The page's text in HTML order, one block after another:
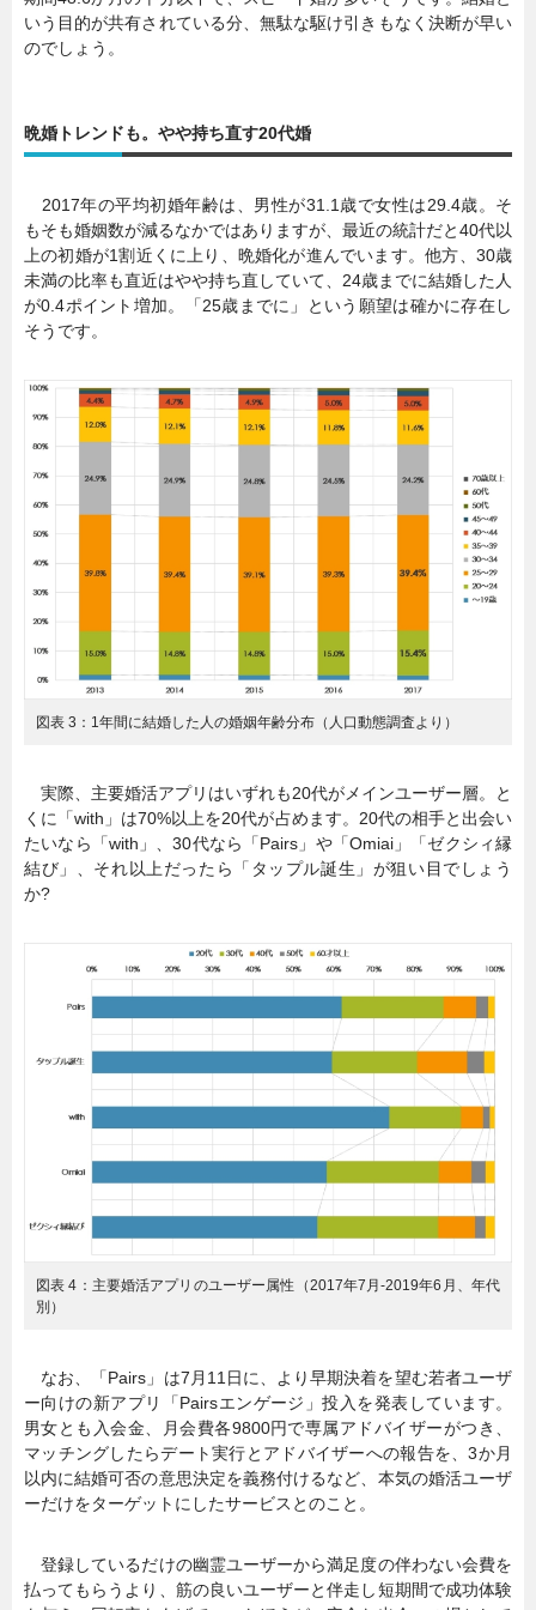
いう目的が共有されている分、無駄な駆け引きもなく決断が早い
のでしょう。
晩婚トレンドも。やや持ち直す20代婚
2017年の平均初婚年齢は、男性が31.1歳で女性は29.4歳。そ
もそも婚姻数が減るなかではありますが、最近の統計だと40代以
上の初婚が1割近くに上り、晩婚化が進んでいます。他方、30歳
未満の比率も直近はやや持ち直していて、24歳までに結婚した人
が0.4ポイント増加。「25歳までに」という願望は確かに存在し
そうです。
図表 3：1年間に結婚した人の婚姻年齢分布（人口動態調査より）
実際、主要婚活アプリはいずれも20代がメインユーザー層。と
くに「with」は70%以上を20代が占めます。20代の相手と出会い
たいなら「with」、30代なら「Pairs」や「Omiai」「ゼクシィ縁
結び」、それ以上だったら「タップル誕生」が狙い目でしょう
か?
図表 4：主要婚活アプリのユーザー属性（2017年7月-2019年6月、年代
別）
なお、「Pairs」は7月11日に、より早期決着を望む若者ユーザ
ー向けの新アプリ「Pairsエンゲージ」投入を発表しています。
男女とも入会金、月会費各9800円で専属アドバイザーがつき、
マッチングしたらデート実行とアドバイザーへの報告を、3か月
以内に結婚可否の意思決定を義務付けるなど、本気の婚活ユーザ
ーだけをターゲットにしたサービスとのこと。
登録しているだけの幽霊ユーザーから満足度の伴わない会費を
払ってもらうより、筋の良いユーザーと伴走し短期間で成功体験